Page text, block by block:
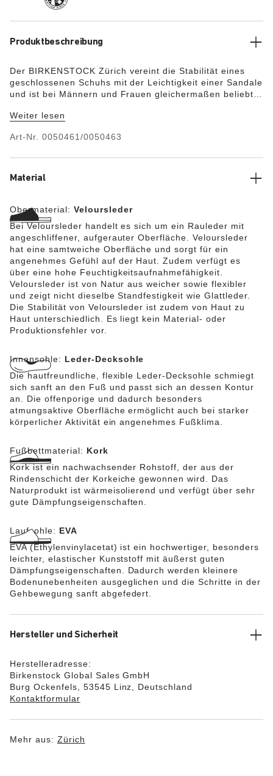
Produktbeschreibung
Der BIRKENSTOCK Zürich vereint die Stabilität eines
geschlossenen Schuhs mit der Leichtigkeit einer Sandale
und ist bei Männern und Frauen gleichermaßen beliebt.
fersen- und zehenoffene Gestaltung genügend Luft an
Obermaterial aus besonders weichem Veloursleder, das
Weiter lesen
Art-Nr. 0050461/0050463
Material
Obermaterial: Veloursleder
Bei Veloursleder handelt es sich um ein Rauleder mit
angeschliffener, aufgerauter Oberfläche. Veloursleder
hat eine samtweiche Oberfläche und sorgt für ein
angenehmes Gefühl auf der Haut. Zudem verfügt es
über eine hohe Feuchtigkeitsaufnahmefähigkeit.
Veloursleder ist von Natur aus weicher sowie flexibler
und zeigt nicht dieselbe Standfestigkeit wie Glattleder.
Die Stabilität von Veloursleder ist zudem von Haut zu
Haut unterschiedlich. Es liegt kein Material- oder
Produktionsfehler vor.
Innensohle: Leder-Decksohle
Die hautfreundliche, flexible Leder-Decksohle schmiegt
sich sanft an den Fuß und passt sich an dessen Kontur
an. Die offenporige und dadurch besonders
atmungsaktive Oberfläche ermöglicht auch bei starker
körperlicher Aktivität ein angenehmes Fußklima.
Fußbettmaterial: Kork
Kork ist ein nachwachsender Rohstoff, der aus der
Rindenschicht der Korkeiche gewonnen wird. Das
Naturprodukt ist wärmeisolierend und verfügt über sehr
gute Dämpfungseigenschaften.
Laufsohle: EVA
EVA (Ethylenvinylacetat) ist ein hochwertiger, besonders
leichter, elastischer Kunststoff mit äußerst guten
Dämpfungseigenschaften. Dadurch werden kleinere
Bodenunebenheiten ausgeglichen und die Schritte in der
Gehbewegung sanft abgefedert.
Hersteller und Sicherheit
Herstelleradresse:
Birkenstock Global Sales GmbH
Burg Ockenfels, 53545 Linz, Deutschland
Kontaktformular
Mehr aus: Zürich